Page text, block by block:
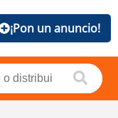
¡Pon un anuncio!